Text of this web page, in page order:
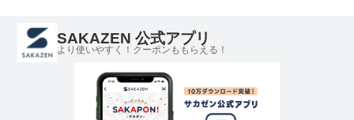
SAKAZEN 公式アプリ
より使いやすく！クーポンももらえる！